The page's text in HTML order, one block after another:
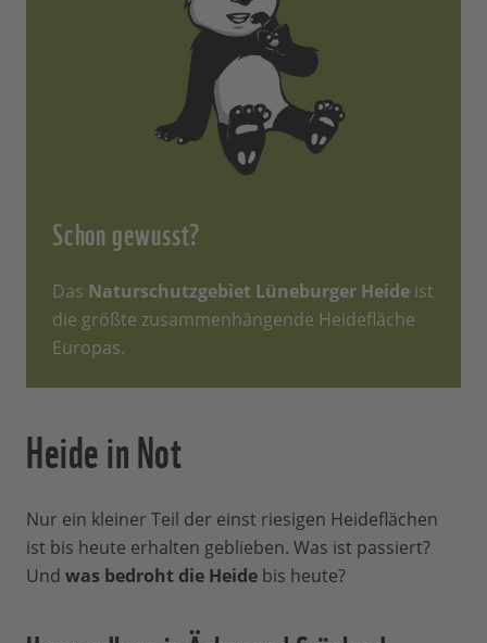
Schon gewusst?
Das Naturschutzgebiet Lüneburger Heide ist
die größte zusammenhängende Heidefläche
Europas.
Heide in Not
Nur ein kleiner Teil der einst riesigen Heideflächen
ist bis heute erhalten geblieben. Was ist passiert?
Und was bedroht die Heide bis heute?